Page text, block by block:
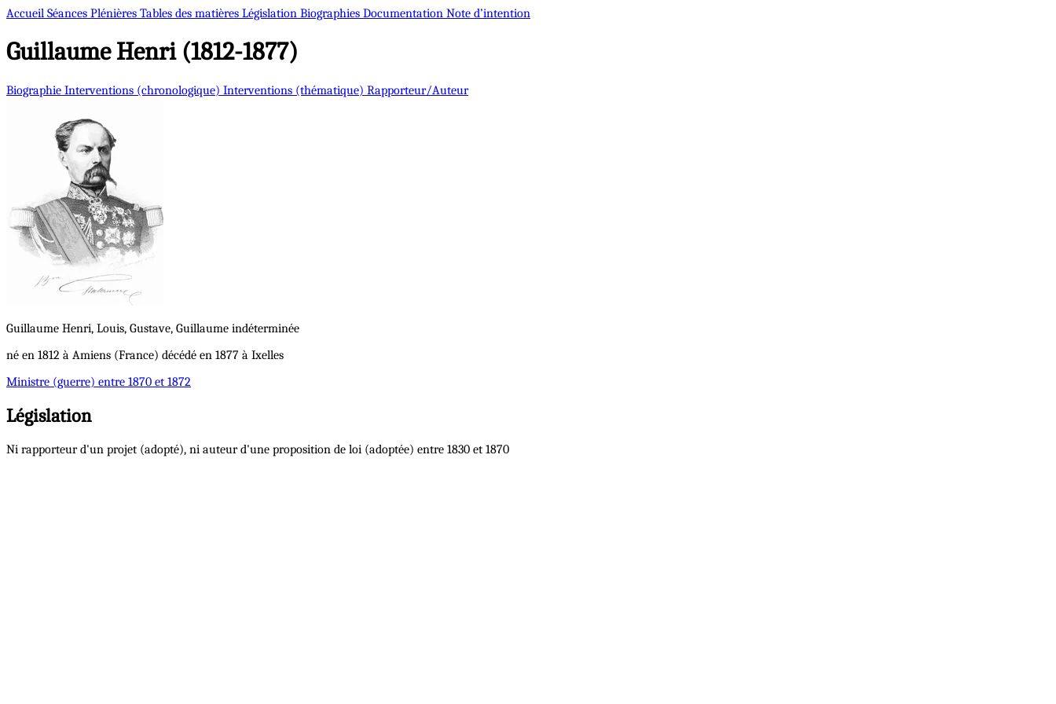
Accueil Séances Plénières Tables des matières Législation Biographies Documentation Note d’intention
GuillaumeHenri (1812-1877)
Biographie Interventions (chronologique) Interventions (thématique) Rapporteur/Auteur
Guillaume Henri, Louis, Gustave, Guillaume indéterminée
né en 1812 à Amiens (France) décédé en 1877 à Ixelles
Ministre (guerre) entre 1870 et 1872
Législation
Ni rapporteur d'un projet (adopté), ni auteur d'une proposition de loi (adoptée) entre 1830 et 1870